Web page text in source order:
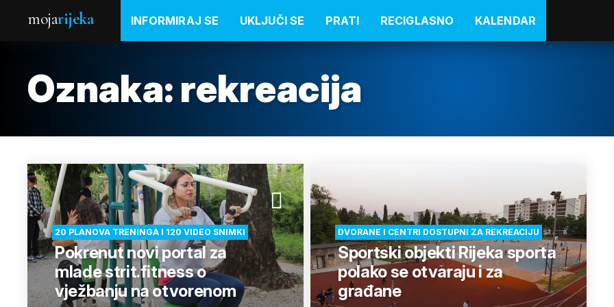
mojarijeka INFORMIRAJ SE UKLJUČI SE PRATI RECIGLASNO KALENDAR
Oznaka: rekreacija
20 PLANOVA TRENINGA I 120 VIDEO SNIMKI
Pokrenut novi portal za
mlade strit.fitness o
vježbanju na otvorenom
DVORANE I CENTRI DOSTUPNI ZA REKREACIJU
Sportski objekti Rijeka sporta
polako se otvaraju i za
građane